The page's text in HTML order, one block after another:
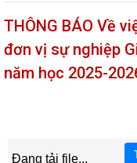
THÔNG BÁO Về
đơn vị sự nghiệp
năm học 2025-